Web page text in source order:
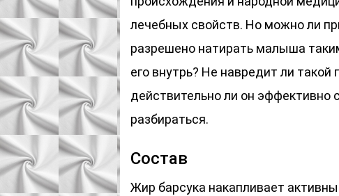
лечебных свойств. Но можно ли
разрешено натирать малыша
его внутрь? Не навредит ли такой
действительно ли он эффективно
разбираться.
Состав
Жир барсука накапливает